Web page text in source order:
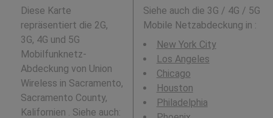
Diese Karte
repräsentiert die 2G,
3G, 4G und 5G
Mobilfunknetz-
Abdeckung von Union
Wireless in Sacramento,
Sacramento County,
Kalifornien . Siehe auch:
Siehe auch die 3G / 4G / 5G
Mobile Netzabdeckung in :
New York City
Los Angeles
Chicago
Houston
Philadelphia